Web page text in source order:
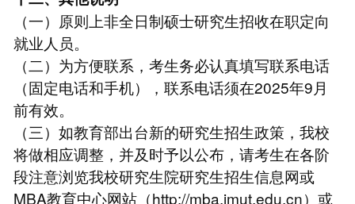
（一）原则上非全日制硕士研究生招收在职定向
就业人员。
（二）为方便联系，考生务必认真填写联系电话
（固定电话和手机），联系电话须在2025年9月
前有效。
（三）如教育部出台新的研究生招生政策，我校
将做相应调整，并及时予以公布，请考生在各阶
段注意浏览我校研究生院研究生招生信息网或
MBA教育中心网站（http://mba.imut.edu.cn）或